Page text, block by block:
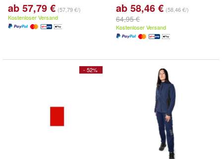
ab 57,79 € (57,79 €/)
Kostenloser Versand
ab 58,46 € (58,46 €/)
64,95 €
Kostenloser Versand
- 52%